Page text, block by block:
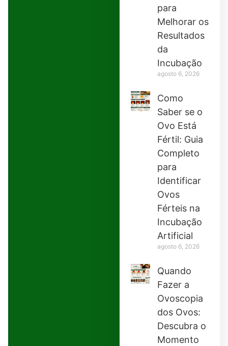
para
Melhorar os
Resultados
da
Incubação
agosto 6, 2026
Como
Saber se o
Ovo Está
Fértil: Guia
Completo
para
Identificar
Ovos
Férteis na
Incubação
Artificial
agosto 6, 2026
Quando
Fazer a
Ovoscopia
dos Ovos:
Descubra o
Momento